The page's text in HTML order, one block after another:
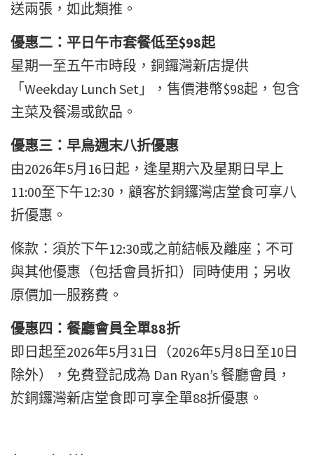
送兩張，如此類推。
優惠二：平日午市套餐低至$98起
星期一至五午市時段，銅鑼灣新店提供
「Weekday Lunch Set」，售價港幣$98起，包含
主菜及餐湯或飲品。
優惠三：早鳥週末八折優惠
由2026年5月16日起，逢星期六及星期日早上
11:00至下午12:30，顧客於銅鑼灣店堂食可享八
折優惠。
條款：須於下午12:30或之前結帳及離座；不可
與其他優惠（包括會員折扣）同時使用；另收
原價加一服務費。
優惠四：餐廳會員全單88折
即日起至2026年5月31日（2026年5月8日至10日
除外），免費登記成為 Dan Ryan’s 餐廳會員，
於銅鑼灣新店堂食即可享全單88折優惠。